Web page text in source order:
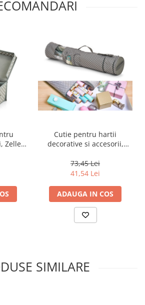
Zeller,
Cutie pentru hartii
decorative si accesorii,
73,45 Lei
41,54 Lei
ADAUGA IN COS
SIMILARE